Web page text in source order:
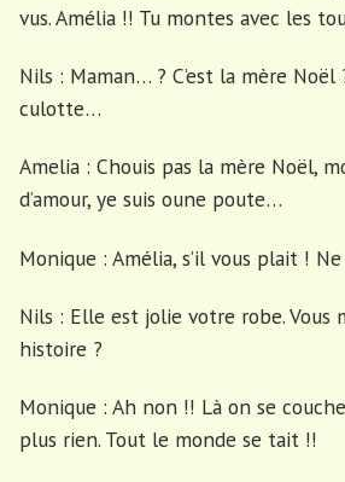
vus. Amélia !! Tu montes avec les
Nils : Maman… ? C’est la mère
culotte…
Amelia : Chouis pas la mère Noël,
d’amour, ye suis oune poute…
Monique : Amélia, s’il vous plait !
Nils : Elle est jolie votre robe. Vous
histoire ?
Monique : Ah non !! Là on se
plus rien. Tout le monde se tait !!